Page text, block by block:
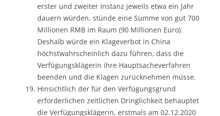
erster und zweiter Instanz jeweils etwa ein Jahr
dauern würden, stünde eine Summe von gut 700
Millionen RMB im Raum (90 Millionen Euro).
Deshalb würde ein Klageverbot in China
höchstwahrscheinlich dazu führen, dass die
Verfügungsklägerin ihre Hauptsacheverfahren
beenden und die Klagen zurücknehmen müsse.
Hinsichtlich der für den Verfügungsgrund
erforderlichen zeitlichen Dringlichkeit behauptet
die Verfügungsklägerin, erstmals am 02.12.2020